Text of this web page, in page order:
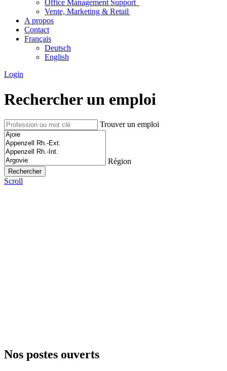
Office Management Support
Vente, Marketing & Retail
A propos
Contact
Français
Deutsch
English
Login
Rechercher un emploi
Trouver un emploi
Région
Scroll
Nos postes ouverts